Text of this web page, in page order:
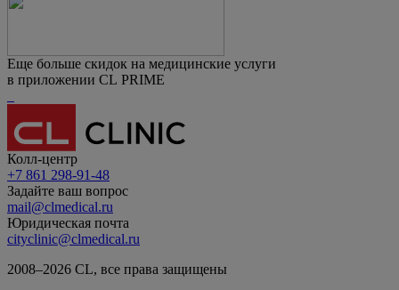
Еще больше скидок на медицинские услуги
в приложении CL PRIME
Колл-центр
+7 861 298-91-48
Задайте ваш вопрос
mail@clmedical.ru
Юридическая почта
cityclinic@clmedical.ru
2008–2026 СL, все права защищены